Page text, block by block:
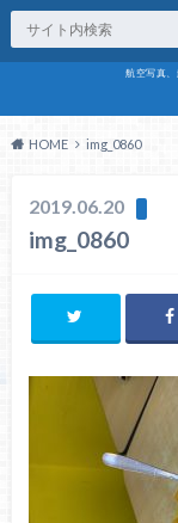
航空写真
HOME img_0860
2019.06.20
img_0860